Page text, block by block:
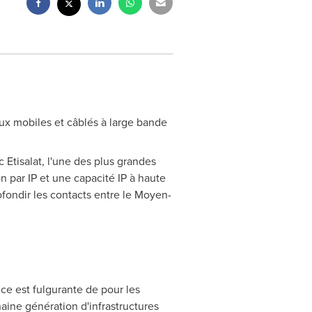
mobiles et câblés à large bande
Etisalat, l'une des plus grandes
par IP et une capacité IP à haute
les contacts entre le Moyen-
est fulgurante de pour les
génération d'infrastructures